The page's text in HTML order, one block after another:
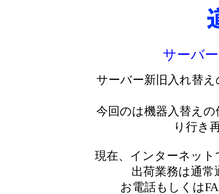
サーバ
サーバー新旧入れ替
今回のは機器入替え
り行き
現在、インターネッ
出荷業務は通
お電話もしくは